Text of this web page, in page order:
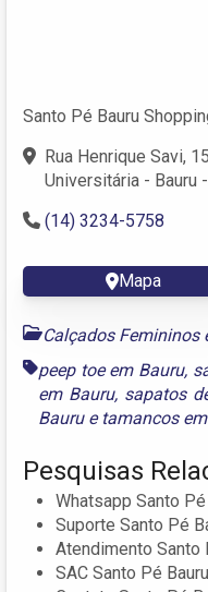
Santo Pé Bauru
Rua Henrique Savi,
Universitária - Bauru
(14) 3234-5758
Mapa
Calçados Femininos
peep toe em Bauru,
em Bauru, sapatos
Baurue tamancos
Pesquisas
Whatsapp Santo
Suporte Santo Pé
Atendimento Santo
SAC Santo Pé